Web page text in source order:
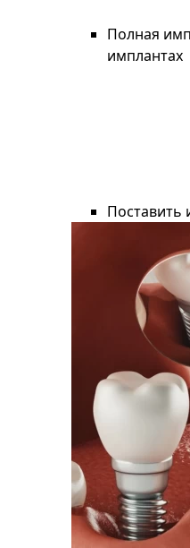
Полная
имплантах
Поставить